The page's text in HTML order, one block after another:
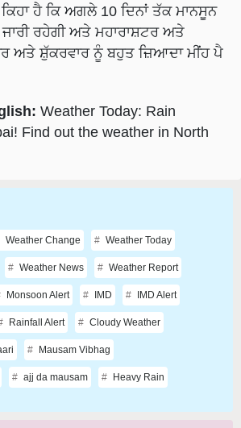
ਹੈ ਕਿ ਅਗਲੇ 10 ਦਿਨਾਂ ਤੱਕ ਮਾਨਸੂਨ
ਰਹੇਗੀ ਅਤੇ ਮਹਾਰਾਸ਼ਟਰ ਅਤੇ
ਅਤੇ ਸ਼ੁੱਕਰਵਾਰ ਨੂੰ ਬਹੁਤ ਜ਼ਿਆਦਾ ਮੀਂਹ ਪੈ
Weather Today: Rain
Find out the weather in North
Weather Change Weather Today
Weather News Weather Report
Monsoon Alert IMD IMD Alert
Rainfall Alert Cloudy Weather
Mausam Vibhag
ajj da mausam Heavy Rain